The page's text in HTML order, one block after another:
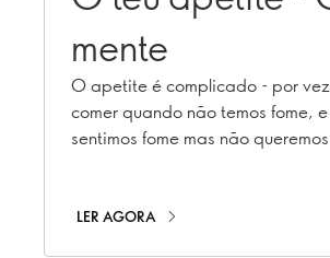
mente
O apetite é complicado - por
comer quando não temos fome,
sentimos fome mas não
LER AGORA